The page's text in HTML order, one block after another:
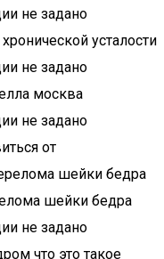
усталости
москва
от
шейки бедра
что это такое